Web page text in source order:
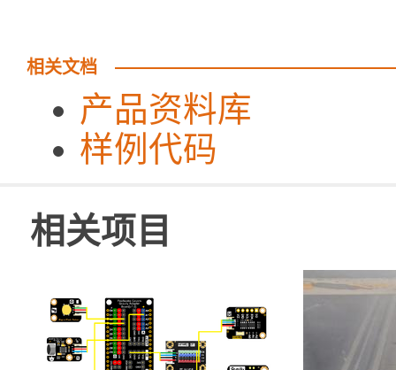
相关文档
产品资料库
样例代码
相关项目